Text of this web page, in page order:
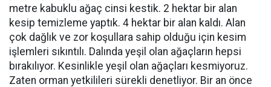
metre kabuklu ağaç cinsi kestik. 2 hektar bir alan
kesip temizleme yaptık. 4 hektar bir alan kaldı. Alan
çok dağlık ve zor koşullara sahip olduğu için kesim
işlemleri sıkıntılı. Dalında yeşil olan ağaçların hepsi
bırakılıyor. Kesinlikle yeşil olan ağaçları kesmiyoruz.
Zaten orman yetkilileri sürekli denetliyor. Bir an önce